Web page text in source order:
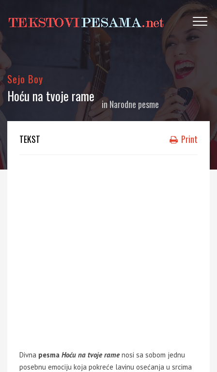
Sejo Boy
Hoću na tvoje rame in Narodne pesme
TEKST Print
Divna pesma Hoću na tvoje rame nosi sa sobom jednu
posebnu emociju koja pokreće lavinu osećanja u srcima